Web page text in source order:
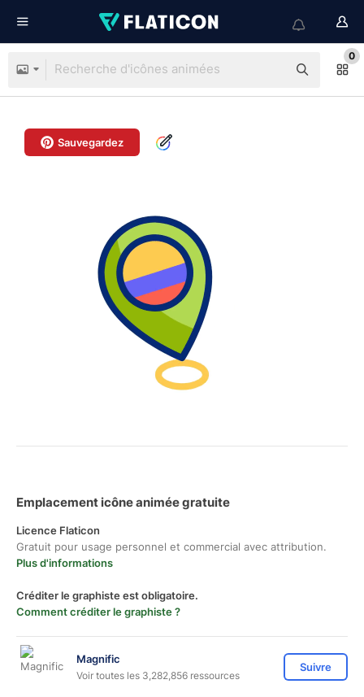
0
Sauvegardez
Emplacement icône animée gratuite
Licence Flaticon
Gratuit pour usage personnel et commercial avec attribution.
Plus d'informations
Créditer le graphiste est obligatoire.
Comment créditer le graphiste ?
Magnific
Voir toutes les 3,282,856 ressources
Suivre